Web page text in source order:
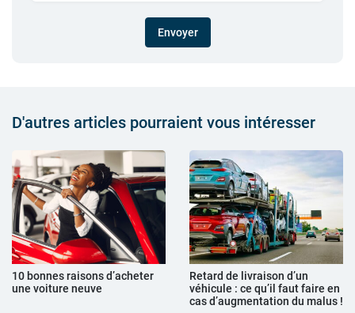
Envoyer
D'autres articles pourraient vous intéresser
10 bonnes raisons d’acheter
une voiture neuve
Retard de livraison d’un
véhicule : ce qu’il faut faire en
cas d’augmentation du malus !